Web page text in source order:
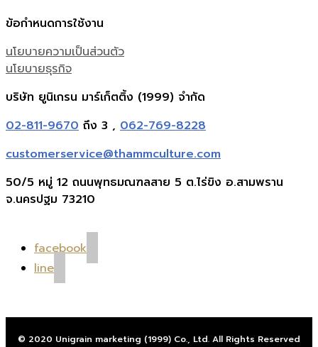
ข้อกำหนดการใช้งาน
นโยบายความเป็นส่วนตัว
นโยบายธุรกิจ
บริษัท ยูนิเกรน มาร์เก็ตติ้ง (1999) จำกัด
02-811-9670 ถึง 3 , 062-769-8228
customerservice@thammculture.com
50/5 หมู่ 12 ถนนพุทธมณฑลสาย 5 ต.ไร่ขิง อ.สามพราน
จ.นครปฐม 73210
facebook
line
© 2020 Unigrain marketing (1999) Co., Ltd. All Rights Reserved